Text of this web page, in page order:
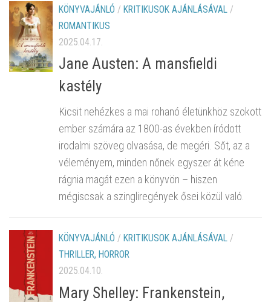
KÖNYVAJÁNLÓ / KRITIKUSOK AJÁNLÁSÁVAL /
ROMANTIKUS
2025.04.17.
Jane Austen: A mansfieldi
kastély
Kicsit nehézkes a mai rohanó életünkhöz szokott
ember számára az 1800-as években íródott
irodalmi szöveg olvasása, de megéri. Sőt, az a
véleményem, minden nőnek egyszer át kéne
rágnia magát ezen a könyvön – hiszen
mégiscsak a szingliregények ősei közül való.
KÖNYVAJÁNLÓ / KRITIKUSOK AJÁNLÁSÁVAL /
THRILLER, HORROR
2025.04.10.
Mary Shelley: Frankenstein,